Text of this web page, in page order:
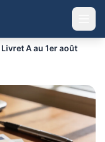
A au 1er août